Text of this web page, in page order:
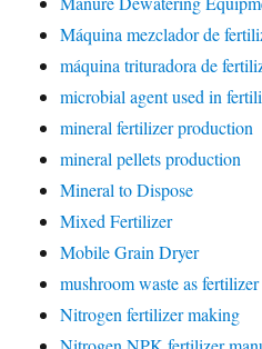
Máquina mezclador de
máquina trituradora de
microbial agent used in
mineral fertilizer production
mineral pellets production
Mineral to Dispose
Mixed Fertilizer
Mobile Grain Dryer
mushroom waste as fertilizer
Nitrogen fertilizer making